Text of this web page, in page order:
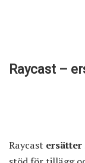
Raycast –
Raycast